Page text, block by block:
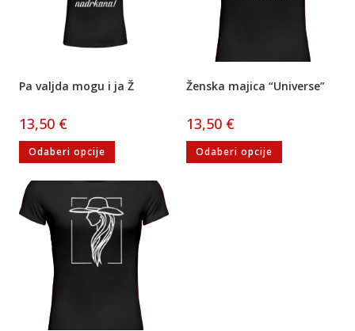
Pa valjda mogu i ja Ž
13,50 €
Odaberi opcije
Ženska majica “Universe”
13,50 €
Odaberi opcije